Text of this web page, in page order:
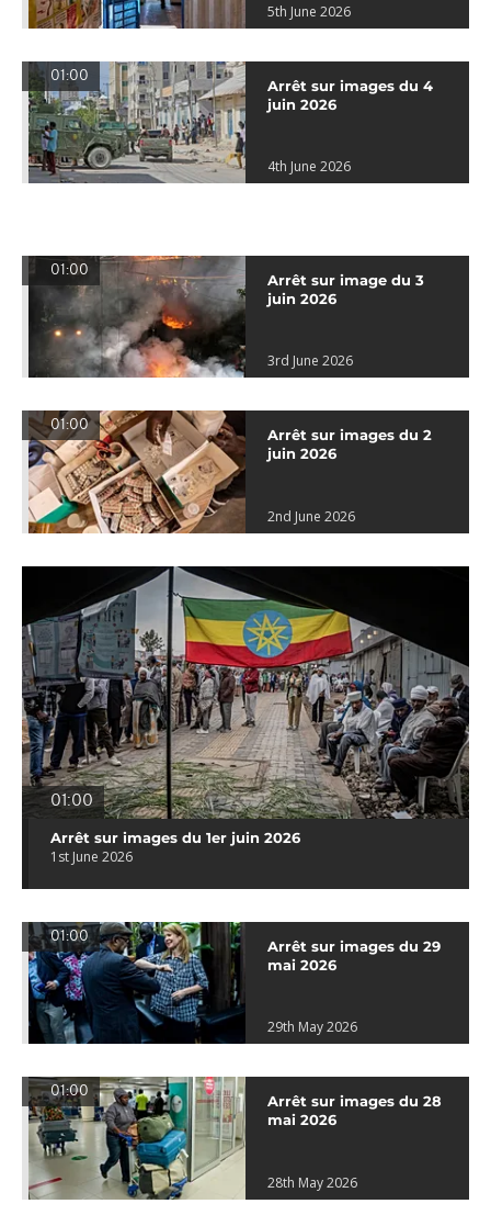
5th June 2026
01:00
Arrêt sur images du 4
juin 2026
4th June 2026
01:00
Arrêt sur image du 3
juin 2026
3rd June 2026
01:00
Arrêt sur images du 2
juin 2026
2nd June 2026
01:00
Arrêt sur images du 1er juin 2026
1st June 2026
01:00
Arrêt sur images du 29
mai 2026
29th May 2026
01:00
Arrêt sur images du 28
mai 2026
28th May 2026